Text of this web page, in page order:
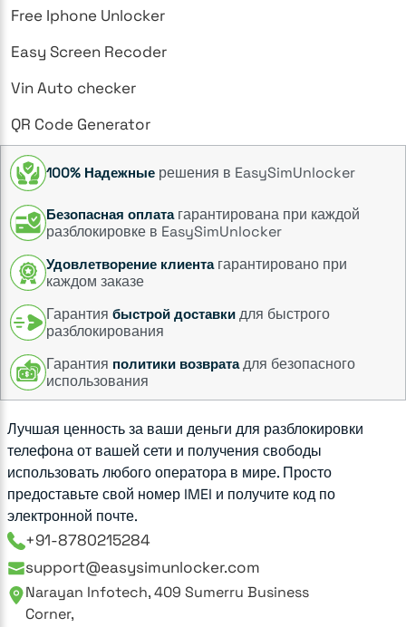
Free Iphone Unlocker
Easy Screen Recoder
Vin Auto checker
QR Code Generator
100% Надежные решения в EasySimUnlocker
Безопасная оплатагарантирована при каждой
разблокировке в EasySimUnlocker
Удовлетворение клиентагарантировано при
каждом заказе
Гарантия быстрой доставки для быстрого
разблокирования
Гарантия политики возвратадля безопасного
использования
Лучшая ценность за ваши деньги для разблокировки
телефона от вашей сети и получения свободы
использовать любого оператора в мире. Просто
предоставьте свой номер IMEI и получите код по
электронной почте.
+91-8780215284
support@easysimunlocker.com
Narayan Infotech, 409 Sumerru Business
Corner,